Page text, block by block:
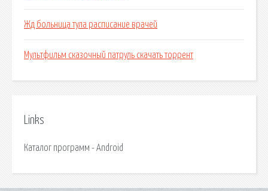
Жд больница тула расписание врачей
Мультфильм сказочный патруль скачать торрент
Links
Каталог программ - Android